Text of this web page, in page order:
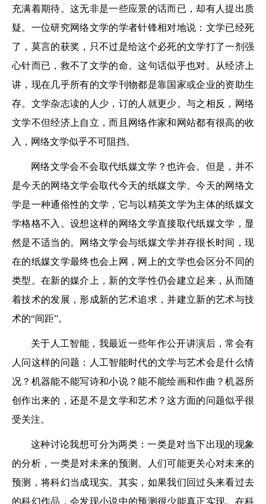
充满着期待。这无非是一些应景的话而已，却有人提出质
疑。一位研究网络文学的学者针锋相对地说：文学已经死
了，莫言的获奖，只不过是给这个必死的文学打了一剂强
心针而已，救不了文学的命。这句话似乎也对。从经济上
讲，现在几乎所有的文学刊物都是靠国家或企业的资助生
存。文学杂志读的人少，订的人就更少。与之相反，网络
文学不但经济上自立，而且网络作家和网站都有很高的收
入，网络文学似乎不可阻挡。
网络文学会不会取代纸媒文学？也许会。但是，并不
是今天的网络文学会取代今天的纸媒文学。今天的网络文
学是一种通俗性的文学，它与以精英文学为主体的纸媒文
学格格不入。设想这样的网络文学直接取代纸媒文学，显
然是不适当的。网络文学会与纸媒文学并存很长时间，现
在的纸媒文学最终也会上网，网上的文学也会区分不同的
类型。在新的媒介上，新的文学性仍会建立起来，从而随
着技术的发展，形成新的艺术追求，并建立新的艺术与技
术的“间距”。
关于人工智能，我最近一些年作公开讲演后，常会有
人问这样的问题：人工智能时代的文学与艺术会是什么情
况？机器能不能写诗和小说？能不能绘画和作曲？机器所
创作出来的，还是不是文学和艺术？这方面的问题似乎很
受关注。
这种讨论我想可分为两类：一类是对当下出现的现象
的分析，一类是对未来的预测。人们可能更关心对未来的
预测，将科幻当成现实。其实，如果我们回过头来看过去
的科幻作品，会发现小说中的预测很少能真正实现。在科